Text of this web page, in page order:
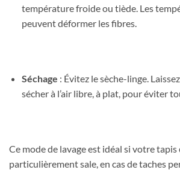
température froide ou tiède. Les
peuvent déformer les fibres.
Séchage : Évitez le sèche-linge.
sécher à l’air libre, à plat, pour éviter
Ce mode de lavage est idéal si votre tapis
particulièrement sale, en cas de taches